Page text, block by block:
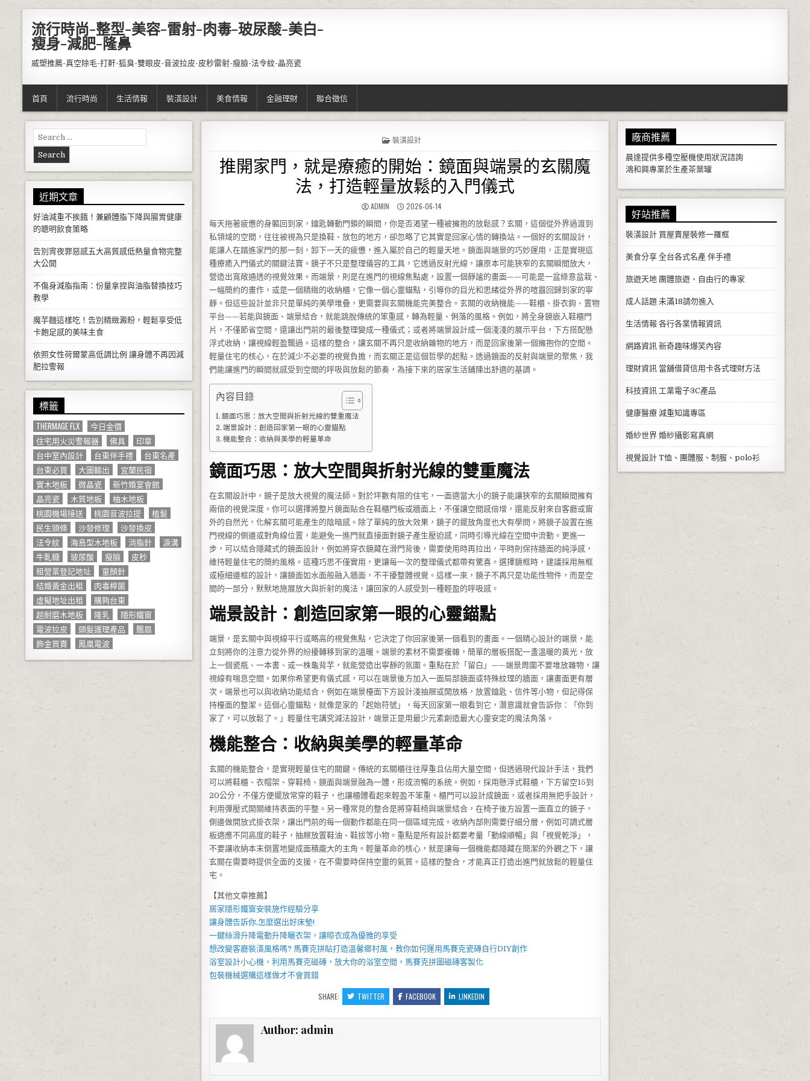
流行時尚-整型-美容-雷射-肉毒-玻尿酸-美白-
瘦身-減肥-隆鼻
威塑推薦-真空除毛-打鼾-狐臭-雙眼皮-音波拉皮-皮秒雷射-瘦臉-法令紋-晶亮瓷
首頁 流行時尚 生活情報 裝潢設計 美食情報 金融理財 聯合徵信
POSTED IN
裝潢設計
推開家門，就是療癒的開始：鏡面與端景的玄關魔
法，打造輕量放鬆的入門儀式
AUTHOR:
ADMIN PUBLISHED DATE:
2026-06-14
每天拖著疲憊的身軀回到家，鑰匙轉動門鎖的瞬間，你是否渴望一種被擁抱的放鬆感？玄關，這個從外界過渡到
私領域的空間，往往被視為只是換鞋、放包的地方，卻忽略了它其實是回家心情的轉換站。一個好的玄關設計，
能讓人在踏進家門的那一刻，卸下一天的疲憊，進入屬於自己的輕量天地。鏡面與端景的巧妙運用，正是實現這
種療癒入門儀式的關鍵法寶。鏡子不只是整理儀容的工具，它透過反射光線，讓原本可能狹窄的玄關瞬間放大，
營造出寬敞通透的視覺效果。而端景，則是在進門的視線焦點處，設置一個靜謐的畫面——可能是一盆綠意盆栽、
一幅簡約的畫作，或是一個精緻的收納櫃，它像一個心靈錨點，引導你的目光和思緒從外界的喧囂回歸到家的寧
靜。但這些設計並非只是單純的美學堆疊，更需要與玄關機能完美整合。玄關的收納機能——鞋櫃、掛衣鉤、置物
平台——若能與鏡面、端景結合，就能跳脫傳統的笨重感，轉為輕量、俐落的風格。例如，將全身鏡嵌入鞋櫃門
片，不僅節省空間，還讓出門前的最後整理變成一種儀式；或者將端景設計成一個淺淺的展示平台，下方搭配懸
浮式收納，讓視線輕盈飄過。這樣的整合，讓玄關不再只是收納雜物的地方，而是回家後第一個擁抱你的空間。
輕量住宅的核心，在於減少不必要的視覺負擔，而玄關正是這個哲學的起點。透過鏡面的反射與端景的聚焦，我
們能讓進門的瞬間就感受到空間的呼吸與放鬆的節奏，為接下來的居家生活鋪陳出舒適的基調。
內容目錄
鏡面巧思：放大空間與折射光線的雙重魔法
端景設計：創造回家第一眼的心靈錨點
機能整合：收納與美學的輕量革命
鏡面巧思：放大空間與折射光線的雙重魔法
在玄關設計中，鏡子是放大視覺的魔法師。對於坪數有限的住宅，一面適當大小的鏡子能讓狹窄的玄關瞬間擁有
兩倍的視覺深度。你可以選擇將整片鏡面貼合在鞋櫃門板或牆面上，不僅讓空間感倍增，還能反射來自客廳或窗
外的自然光，化解玄關可能產生的陰暗感。除了單純的放大效果，鏡子的擺放角度也大有學問。將鏡子設置在進
門視線的側邊或對角線位置，能避免一進門就直接面對鏡子產生壓迫感，同時引導光線在空間中流動。更進一
步，可以結合隱藏式的鏡面設計，例如將穿衣鏡藏在滑門背後，需要使用時再拉出，平時則保持牆面的純淨感，
維持輕量住宅的簡約風格。這種巧思不僅實用，更讓每一次的整理儀式都帶有驚喜。選擇鏡框時，建議採用無框
或極細邊框的設計，讓鏡面如水面般融入牆面，不干擾整體視覺。這樣一來，鏡子不再只是功能性物件，而是空
間的一部分，默默地施展放大與折射的魔法，讓回家的人感受到一種輕盈的呼吸感。
端景設計：創造回家第一眼的心靈錨點
端景，是玄關中與視線平行或略高的視覺焦點，它決定了你回家後第一個看到的畫面。一個精心設計的端景，能
立刻將你的注意力從外界的紛擾轉移到家的溫暖。端景的素材不需要複雜，簡單的層板搭配一盞溫暖的黃光，放
上一個瓷瓶、一本書、或一株龜背芋，就能營造出寧靜的氛圍。重點在於「留白」——端景周圍不要堆放雜物，讓
視線有喘息空間。如果你希望更有儀式感，可以在端景後方加入一面局部鏡面或特殊紋理的牆面，讓畫面更有層
次。端景也可以與收納功能結合，例如在端景檯面下方設計淺抽屜或開放格，放置鑰匙、信件等小物，但記得保
持檯面的整潔。這個心靈錨點，就像是家的「起始符號」，每天回家第一眼看到它，潛意識就會告訴你：「你到
家了，可以放鬆了。」輕量住宅講究減法設計，端景正是用最少元素創造最大心靈安定的魔法角落。
機能整合：收納與美學的輕量革命
玄關的機能整合，是實現輕量住宅的關鍵。傳統的玄關櫃往往厚重且佔用大量空間，但透過現代設計手法，我們
可以將鞋櫃、衣帽架、穿鞋椅、鏡面與端景融為一體，形成流暢的系統。例如，採用懸浮式鞋櫃，下方留空15到
20公分，不僅方便擺放常穿的鞋子，也讓櫃體看起來輕盈不笨重。櫃門可以設計成鏡面，或者採用無把手設計，
利用彈壓式開關維持表面的平整。另一種常見的整合是將穿鞋椅與端景結合，在椅子後方設置一面直立的鏡子，
側邊做開放式掛衣架，讓出門前的每一個動作都能在同一個區域完成。收納內部則需要仔細分層，例如可調式層
板適應不同高度的鞋子，抽屜放置鞋油、鞋拔等小物。重點是所有設計都要考量「動線順暢」與「視覺乾淨」，
不要讓收納本末倒置地變成面積龐大的主角。輕量革命的核心，就是讓每一個機能都隱藏在簡潔的外觀之下，讓
玄關在需要時提供全面的支援，在不需要時保持空靈的氣質。這樣的整合，才能真正打造出進門就放鬆的輕量住
宅。
【其他文章推薦】
居家隱形鐵窗安裝施作經驗分享
讓身體告訴你,怎麼選出好床墊!
一鍵絲滑升降電動升降曬衣架 ，讓晾衣成為優雅的享受
想改變客廳裝潢風格嗎? 馬賽克拼貼打造溫馨鄉村風，教你如何運用 馬賽克瓷磚自行DIY創作
浴室設計小心機，利用 馬賽克磁磚 ，放大你的浴室空間， 馬賽克拼圖磁磚客製化
包裝機械選購這樣做才不會買錯
SHARE: TWITTER FACEBOOK LINKEDIN
Author: admin
Search for:
近期文章
好油減重不挨餓！兼顧體脂下降與腸胃健康
的聰明飲食策略
告別宵夜罪惡感五大高質感低熱量食物完整
大公開
不傷身減脂指南：份量拿捏與油脂替換技巧
教學
魔芋麵這樣吃！告別精緻澱粉，輕鬆享受低
卡飽足感的美味主食
依照女性荷爾蒙高低調比例 讓身體不再因減
肥拉警報
標籤
THERMAGE FLX
今日金價
住宅用火災警報器
佛具
印章
台中室內設計
台東伴手禮
台東名產
台東必買
大圖輸出
宜蘭民宿
實木地板
微晶瓷
新竹婚宴會館
晶亮瓷
木質地板
柚木地板
桃園機場接送
桃園音波拉提
植髮
民生頭條
沙發修理
沙發換皮
法令紋
海島型木地板 消脂針
淚溝
牛軋糖
玻尿酸 瘦臉
皮秒
租營業登記地址
童顏針
結婚黃金出租
肉毒桿菌
虛擬地址出租
購夠台東
超耐磨木地板
隆乳
隱形鐵窗
電波拉皮
頭髮護理產品
飄眉
飾金買賣
鳳凰電波
廠商推薦
晨達提供多種空壓機使用狀況諮詢
鴻和興專業於生產茶葉罐
好站推薦
裝潢設計買屋賣屋裝修一羅框
美食分享全台各式名產 伴手禮
旅遊天地團體旅遊、自由行的專家
成人話題未滿18請勿進入
生活情報 各行各業情報資訊
網路資訊新奇趣味爆笑內容
理財資訊當舖借貸信用卡各式理財方法
科技資訊工業電子3C產品
健康醫療減重知識專區
婚紗世界婚紗攝影寫真網
視覺設計T恤、團體服、制服、polo衫